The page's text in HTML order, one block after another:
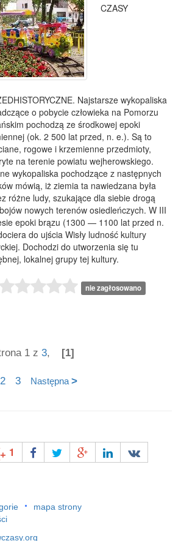
CZASY
Najstarsze wykopaliska
o pobycie człowieka na Pomorzu
pochodzą ze środkowej epoki
(ok. 2 500 lat przed, n. e.). Są to
rogowe i krzemienne przedmioty,
na terenie powiatu wejherowskiego.
wykopaliska pochodzące z następnych
mówią, iż ziemia ta nawiedzana była
różne ludy, szukające dla siebie drogą
nowych terenów osiedleńczych. W III
epoki brązu (1300 — 1100 lat przed n.
do ujścia Wisły ludność kultury
Dochodzi do utworzenia się tu
lokalnej grupy tej kultury.
nie zagłosowano
1 z 3, [1]
2 3 Następna >
1
mapa strony